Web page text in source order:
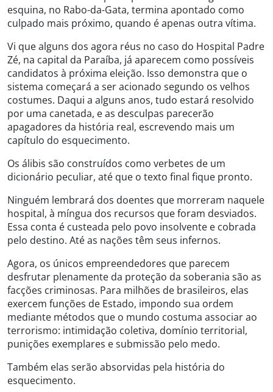
esquina, no Rabo-da-Gata, termina apontado como
culpado mais próximo, quando é apenas outra vítima.
Vi que alguns dos agora réus no caso do Hospital Padre
Zé, na capital da Paraíba, já aparecem como possíveis
candidatos à próxima eleição. Isso demonstra que o
sistema começará a ser acionado segundo os velhos
costumes. Daqui a alguns anos, tudo estará resolvido
por uma canetada, e as desculpas parecerão
apagadores da história real, escrevendo mais um
capítulo do esquecimento.
Os álibis são construídos como verbetes de um
dicionário peculiar, até que o texto final fique pronto.
Ninguém lembrará dos doentes que morreram naquele
hospital, à míngua dos recursos que foram desviados.
Essa conta é custeada pelo povo insolvente e cobrada
pelo destino. Até as nações têm seus infernos.
Agora, os únicos empreendedores que parecem
desfrutar plenamente da proteção da soberania são as
facções criminosas. Para milhões de brasileiros, elas
exercem funções de Estado, impondo sua ordem
mediante métodos que o mundo costuma associar ao
terrorismo: intimidação coletiva, domínio territorial,
punições exemplares e submissão pelo medo.
Também elas serão absorvidas pela história do
esquecimento.